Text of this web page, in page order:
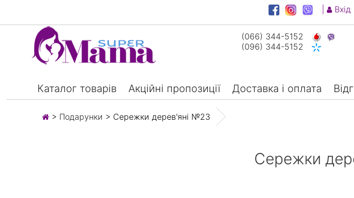
Вхід
(066) 344-5152
(096) 344-5152
Каталог товарів Акційні пропозиції Доставка і оплата
> Подарунки > Сережки дерев'яні №23
Сережки